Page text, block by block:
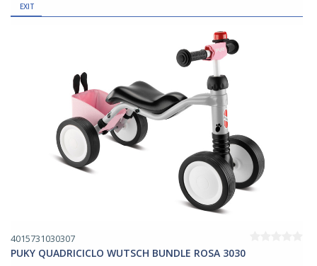
EXIT
4015731030307
PUKY QUADRICICLO WUTSCH BUNDLE ROSA 3030